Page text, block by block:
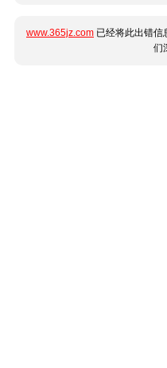
www.365jz.com 已经将此出错信
们